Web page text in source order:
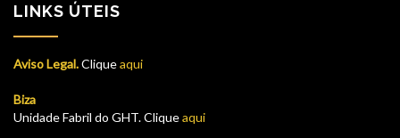
LINKS ÚTEIS
Aviso Legal.Cliqueaqui
Biza
Unidade Fabril do GHT. Cliqueaqui